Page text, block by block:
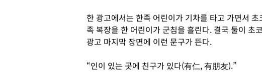
한 광고에서는 한족 어린이가 기차를 타고 가면서
족 복장을 한 어린이가 군침을 흘린다. 결국 둘이 초
광고 마지막 장면에 이런 문구가 뜬다.
“인이 있는 곳에 친구가 있다(有仁, 有朋友).”